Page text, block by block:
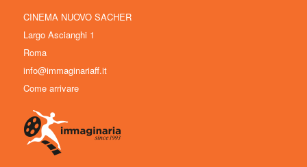
CINEMA NUOVO SACHER
Largo Ascianghi 1
Roma
info@immaginariaff.it
Come arrivare